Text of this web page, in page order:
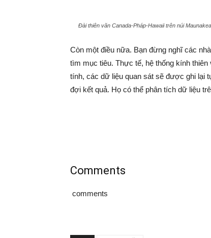
Đài thiên văn Canada-Pháp-Hawaii trên núi
Còn một điều nữa. Bạn đừng nghĩ các
tìm mục tiêu. Thực tế, hệ thống kính
tính, các dữ liệu quan sát sẽ được ghi lại
đợi kết quả. Họ có thể phân tích dữ liệu
Comments
comments